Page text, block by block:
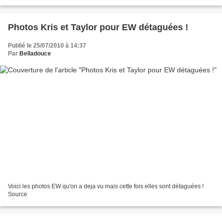
Photos Kris et Taylor pour EW détaguées !
Publié le 25/07/2010 à 14:37
Par Belladouce
Voici les photos EW qu'on a deja vu mais cette fois elles sont détaguées !
Source